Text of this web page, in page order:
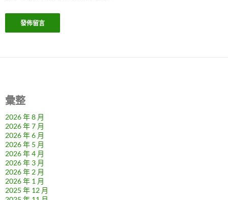
彙整
2026 年 8 月
2026 年 7 月
2026 年 6 月
2026 年 5 月
2026 年 4 月
2026 年 3 月
2026 年 2 月
2026 年 1 月
2025 年 12 月